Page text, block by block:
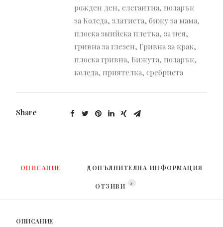
рожден ден, елегантна, подарък
за Коледа, златиста, бижу за мама,
плоска змийска плетка, за нея,
гривна за глезен, Гривна за крак,
плоска гривна, Бижута, подарък,
коледа, приятелка, сребриста
Share
ОПИСАНИЕ ДОПЪЛНИТЕЛНА ИНФОРМАЦИЯ
ОТЗИВИ 2
ОПИСАНИЕ